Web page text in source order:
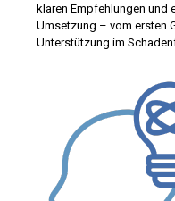
klaren Empfehlungen und
Umsetzung – vom ersten
Unterstützung im